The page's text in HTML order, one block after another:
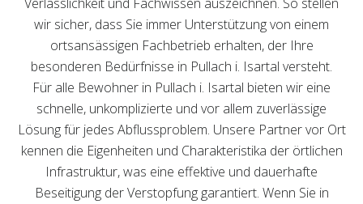
wir sicher, dass Sie immer Unterstützung von einem
ortsansässigen Fachbetrieb erhalten, der Ihre
besonderen Bedürfnisse in Pullach i. Isartal versteht.
Für alle Bewohner in Pullach i. Isartal bieten wir eine
schnelle, unkomplizierte und vor allem zuverlässige
Lösung für jedes Abflussproblem. Unsere Partner vor Ort
kennen die Eigenheiten und Charakteristika der örtlichen
Infrastruktur, was eine effektive und dauerhafte
Beseitigung der Verstopfung garantiert. Wenn Sie in